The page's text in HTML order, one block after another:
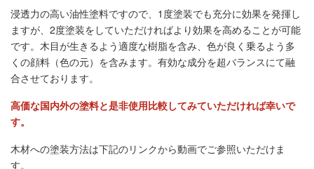
浸透力の高い油性塗料ですので、1度塗装でも充分に効果を発揮し
ますが、2度塗装をしていただければより効果を高めることが可能
です。木目が生きるよう適度な樹脂を含み、色が良く乗るよう多
くの顔料（色の元）を含みます。有効な成分を超バランスにて融
合させております。
高価な国内外の塗料と是非使用比較してみていただければ幸いで
す。
木材への塗装方法は下記のリンクから動画でご参照いただけま
す。